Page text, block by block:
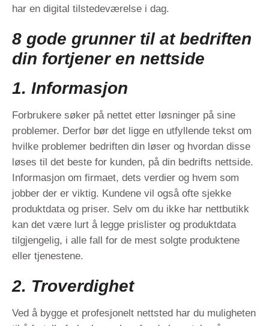
har en digital tilstedeværelse i dag.
8 gode grunner til at bedriften
din fortjener en nettside
1. Informasjon
Forbrukere søker på nettet etter løsninger på sine
problemer. Derfor bør det ligge en utfyllende tekst om
hvilke problemer bedriften din løser og hvordan disse
løses til det beste for kunden, på din bedrifts nettside.
Informasjon om firmaet, dets verdier og hvem som
jobber der er viktig. Kundene vil også ofte sjekke
produktdata og priser. Selv om du ikke har nettbutikk
kan det være lurt å legge prislister og produktdata
tilgjengelig, i alle fall for de mest solgte produktene
eller tjenestene.
2. Troverdighet
Ved å bygge et profesjonelt nettsted har du muligheten